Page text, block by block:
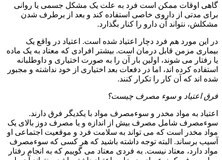
گاهی اوقات ممکن است فرد به علت یک مشکل جسمی یا روانی
برای مدتی از داروی خاصی استفاده کند و بعد از برطرف شدن
مشکلش، نتواند آن دارو را کنار بگذارد.
در این مورد هم فرد دچار اعتیاد شده است. اعتیاد در واقع یک
بیماری مزمن قابل درمان است. بیشتر افرادی که معتاد به یک ماده
یا رفتار می شوند، اولین بار آن را به صورت اختیاری و داوطلبانه
استفاده کرده اند، اما در دفعات بعد اختیاری از خود نداشته و مجبور
شده اند که آن کار را تکرار کنند.
فرق اعتیاد و سوء مصرف چیست؟
اعتیاد به مواد مخدر و سوءمصرف مواد با یکدیگر فرق دارند.
سوءمصرف شامل مصرف بیش از اندازه و یا مصرف دوز بالای یک
مواد مخدر است که می تواند به سلامت فرد و موقعیت اجتماعی او
آسیب برساند. البته توجه داشته باشید که هر کسی که سوءمصرف
مواد دارد، معتاد نیست. به فردی معتاد می گوییم که به انجام رفتار